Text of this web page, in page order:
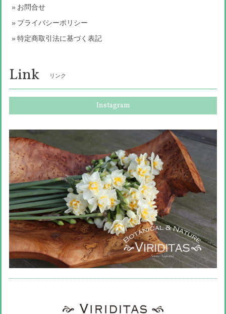
お問合せ
プライバシーポリシー
特定商取引法に基づく表記
Link リンク
Instagram